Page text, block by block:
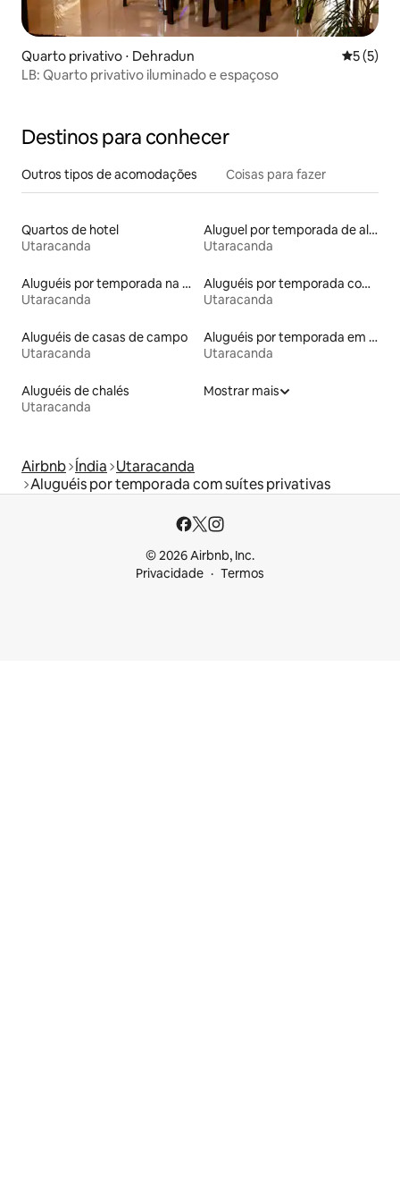
Quarto privativo ⋅ Dehradun 5 de
5 (5)
LB: Quarto privativo iluminado e espaçoso
Destinos para conhecer
Outros tipos de acomodações Coisas para fazer
Quartos de hotel
Utaracanda
Aluguel por temporada de alojamentos ecológicos
Utaracanda
Aluguéis por temporada na orla
Utaracanda
Aluguéis por temporada com cama de altura acessível
Utaracanda
Aluguéis de casas de campo
Utaracanda
Aluguéis por temporada em acampamentos
Utaracanda
Aluguéis de chalés
Utaracanda
Mostrar mais
Airbnb Índia Utaracanda
Aluguéis por temporada com suítes privativas
© 2026 Airbnb, Inc.
Privacidade
Termos